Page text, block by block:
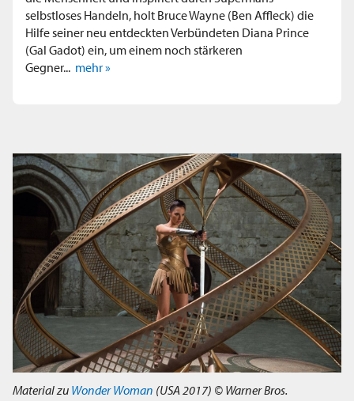
selbstloses Handeln, holt Bruce Wayne (Ben Affleck) die
Hilfe seiner neu entdeckten Verbündeten Diana Prince
(Gal Gadot) ein, um einem noch stärkeren
Gegner... mehr »
Material zu Wonder Woman (USA 2017) © Warner Bros.